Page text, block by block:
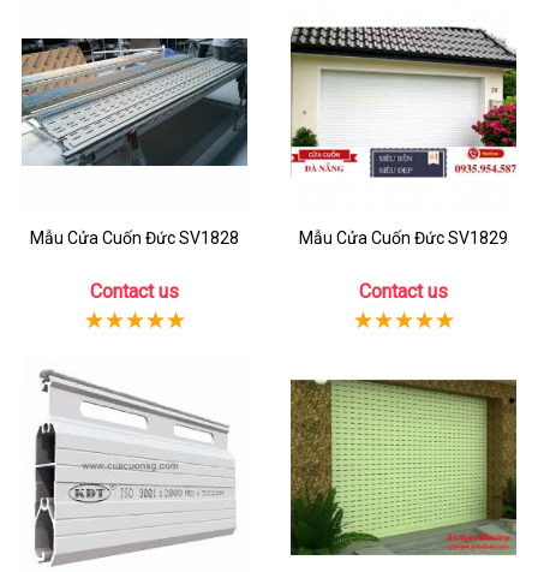
Mẫu Cửa Cuốn Đức SV1828
Contact us
Mẫu Cửa Cuốn Đức SV1829
Contact us